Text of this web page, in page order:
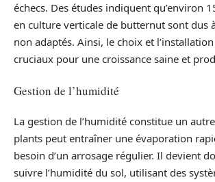
échecs. Des études indiquent qu’environ
en culture verticale de butternut sont dus
non adaptés. Ainsi, le choix et
cruciaux pour une croissance saine et
Gestion de l’humidité
La gestion de l’humidité constitue un
plants peut entraîner une évaporation
besoin d’un arrosage régulier. Il devient
suivre l’humidité du sol, utilisant des